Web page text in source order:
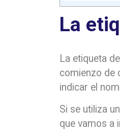
La
La etiqueta
comienzo de
indicar el
Si se utiliza
que vamos a